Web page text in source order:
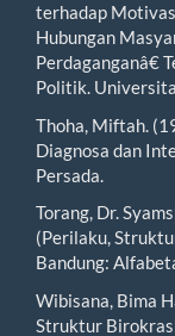
terhadap
Hubungan
Perdaganganâ€
Politik.
Thoha, Miftah.
Diagnosa dan
Persada.
Torang, Dr.
(Perilaku,
Bandung:
Wibisana, Bima
Struktur